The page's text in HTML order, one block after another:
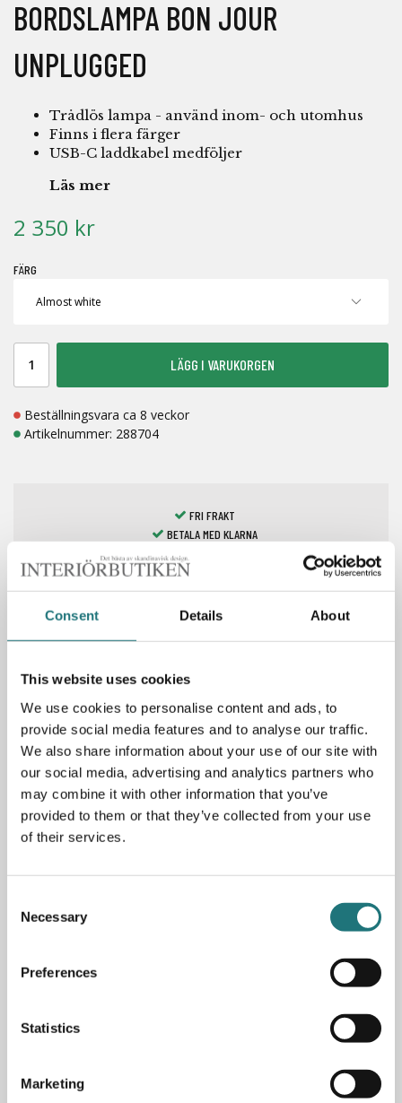
Consent Details About
This website uses cookies
We use cookies to personalise content and ads, to
provide social media features and to analyse our traffic.
We also share information about your use of our site with
our social media, advertising and analytics partners who
may combine it with other information that you’ve
provided to them or that they’ve collected from your use
of their services.
Selection
Necessary
Preferences
Statistics
Marketing
BORDSLAMPA BON JOUR
UNPLUGGED
Trådlös lampa - använd inom- och utomhus
Finns i flera färger
USB-C laddkabel medföljer
Läs mer
2 350 kr
FÄRG
LÄGG I VARUKORGEN
Beställningsvara ca 8 veckor
Artikelnummer: 288704
FRI FRAKT
BETALA MED KLARNA
LAGERVAROR 1-7 DAGAR
Spara som favorit
PRODUKTBESKRIVNING
Bordslampa i trådlös modell som ger ett direkt, behagligt
ljus. Finns i flera olika färger. Lätt att ta med utomhus när
mörkret faller på uteplatsen. Kom dock ihåg att ta med
lampan in så att den inte står ute i regn.
6/24 timmars batteritid. Försedd med optisk switchsensor